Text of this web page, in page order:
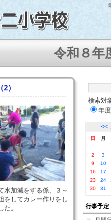
令和８年度
）
加減をする係、３～
をしてカレー作りをし
。
検索対
年
<<
日 月
2
3
9
10
16
17
23
24
30
31
行事予定